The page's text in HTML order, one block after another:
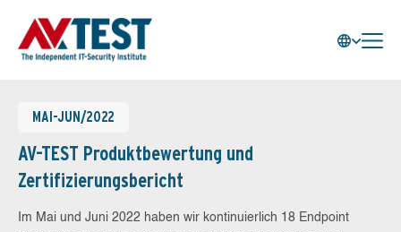
MAI-JUN/2022
AV-TEST Produktbewertung und
Zertifizierungsbericht
Im Mai und Juni 2022 haben wir kontinuierlich 18 Endpoint